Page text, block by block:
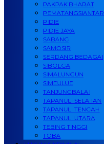
PAKPAK BHARAT
PEMATANGSIANTAR
PIDIE
PIDIE JAYA
SABANG
SAMOSIR
SERDANG BEDAGAI
SIBOLGA
SIMALUNGUN
SIMEULUE
TANJUNGBALAI
TAPANULI SELATAN
TAPANULI TENGAH
TAPANULI UTARA
TEBING TINGGI
TOBA